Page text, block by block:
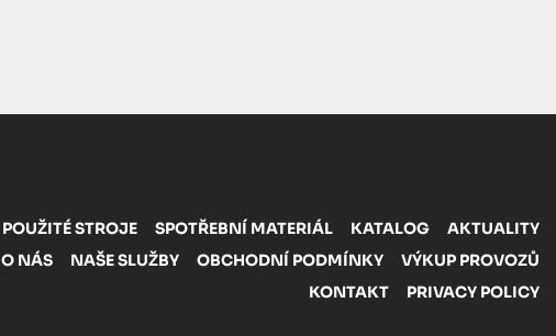
POUŽITÉ STROJE SPOTŘEBNÍ MATERIÁL KATALOG
AKTUALITY
O NÁS NAŠE SLUŽBY OBCHODNÍ PODMÍNKY
VÝKUP PROVOZŮ
KONTAKT
PRIVACY POLICY